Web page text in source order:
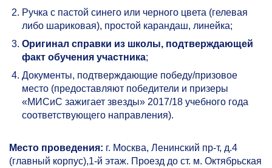
Ручка с пастой синего или черного цвета (гелевая
либо шариковая), простой карандаш, линейка;
Оригинал справки из школы, подтверждающей
факт обучения участника;
Документы, подтверждающие победу/призовое
место (предоставляют победители и призеры
«МИСиС зажигает звезды» 2017/18 учебного года
соответствующего направления).
Место проведения: г. Москва, Ленинский пр-т, д.4
(главный корпус),1-й этаж. Проезд до ст. м. Октябрьская